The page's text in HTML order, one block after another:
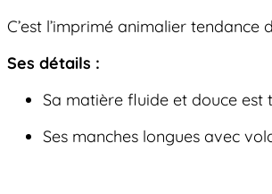
C’est l’imprimé animalier
Ses détails :
Sa matière fluide et douce
Ses manches longues avec